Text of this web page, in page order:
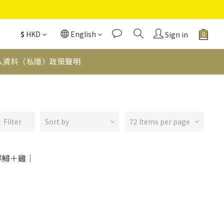
$ HKD English Sign in
資料（私隱）政策聲明
Filter Sort by 72 Items per page